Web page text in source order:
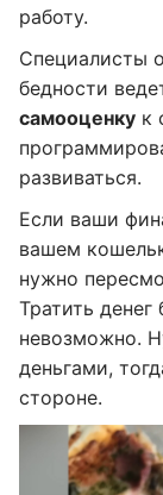
работу.
Специалисты
бедности
самооценку к
развиваться.
Если ваши
вашем
нужно
Тратить
невозможно.
деньгами,
стороне.